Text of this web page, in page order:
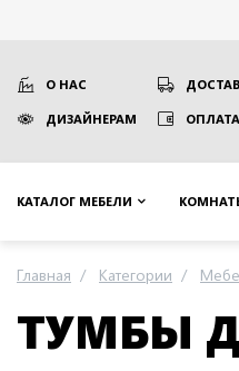
О НАС
ДИЗАЙНЕРАМ ОПЛАТА
КАТАЛОГ МЕБЕЛИ
Главная Категории
ТУМБЫ